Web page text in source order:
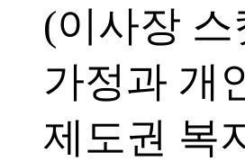
(이사장 스
가정과 개
제도권 복